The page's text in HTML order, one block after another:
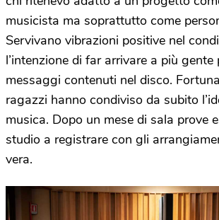
musicista ma soprattutto come
Servivano vibrazioni positive nel
l’intenzione di far arrivare a più gente
messaggi contenuti nel disco.
ragazzi hanno condiviso da subito
musica. Dopo un mese di sala prove
studio a registrare con gli
vera.